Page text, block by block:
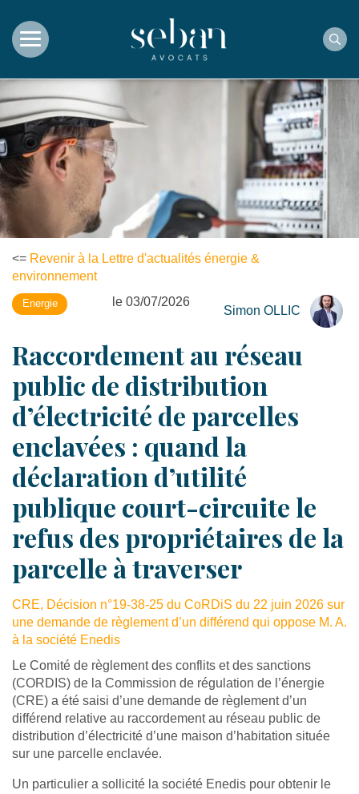
<= Revenir à la Lettre d'actualités énergie &
environnement
Energie le 03/07/2026
Simon OLLIC
Raccordement au réseau
public de distribution
d’électricité de parcelles
enclavées : quand la
déclaration d’utilité
publique court-circuite le
refus des propriétaires de la
parcelle à traverser
CRE, Décision n°19-38-25 du CoRDiS du 22 juin 2026 sur
une demande de règlement d’un différend qui oppose M. A.
à la société Enedis
Le Comité de règlement des conflits et des sanctions
(CORDIS) de la Commission de régulation de l’énergie
(CRE) a été saisi d’une demande de règlement d’un
différend relative au raccordement au réseau public de
distribution d’électricité d’une maison d’habitation située
sur une parcelle enclavée.
Un particulier a sollicité la société Enedis pour obtenir le